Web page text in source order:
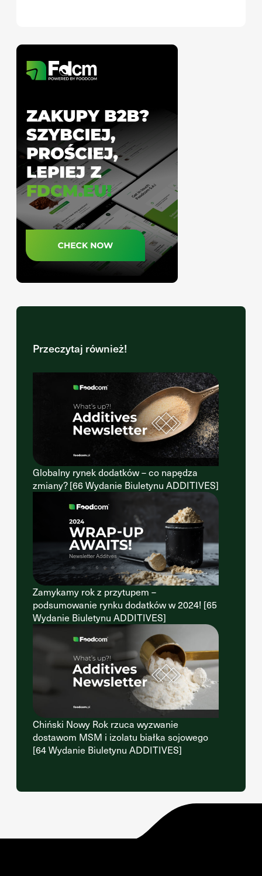
Przeczytaj również!
Globalny rynek dodatków – co napędza
zmiany? [66 Wydanie Biuletynu ADDITIVES]
Zamykamy rok z przytupem –
podsumowanie rynku dodatków w 2024! [65
Wydanie Biuletynu ADDITIVES]
Chiński Nowy Rok rzuca wyzwanie
dostawom MSM i izolatu białka sojowego
[64 Wydanie Biuletynu ADDITIVES]